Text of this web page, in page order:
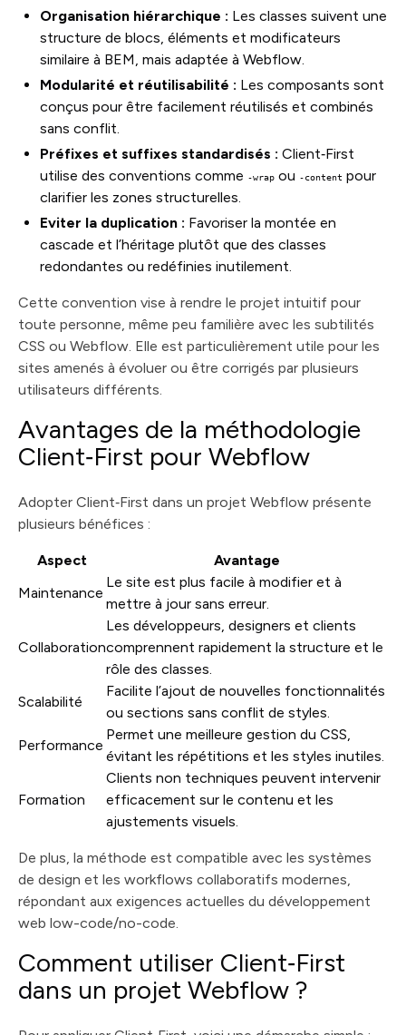
Organisation hiérarchique : Les classes suivent une
structure de blocs, éléments et modificateurs
similaire à BEM, mais adaptée à Webflow.
Modularité et réutilisabilité : Les composants sont
conçus pour être facilement réutilisés et combinés
sans conflit.
Préfixes et suffixes standardisés : Client‑First
utilise des conventions comme -wrap ou -content pour
clarifier les zones structurelles.
Eviter la duplication : Favoriser la montée en
cascade et l’héritage plutôt que des classes
redondantes ou redéfinies inutilement.
Cette convention vise à rendre le projet intuitif pour
toute personne, même peu familière avec les subtilités
CSS ou Webflow. Elle est particulièrement utile pour les
sites amenés à évoluer ou être corrigés par plusieurs
utilisateurs différents.
Avantages de la méthodologie
Client‑First pour Webflow
Adopter Client‑First dans un projet Webflow présente
plusieurs bénéfices :
Aspect
Avantage
Maintenance
Le site est plus facile à modifier et à
mettre à jour sans erreur.
Collaboration
Les développeurs, designers et clients
comprennent rapidement la structure et le
rôle des classes.
Scalabilité
Facilite l’ajout de nouvelles fonctionnalités
ou sections sans conflit de styles.
Performance
Permet une meilleure gestion du CSS,
évitant les répétitions et les styles inutiles.
Formation
Clients non techniques peuvent intervenir
efficacement sur le contenu et les
ajustements visuels.
De plus, la méthode est compatible avec les systèmes
de design et les workflows collaboratifs modernes,
répondant aux exigences actuelles du développement
web low-code/no-code.
Comment utiliser Client‑First
dans un projet Webflow ?